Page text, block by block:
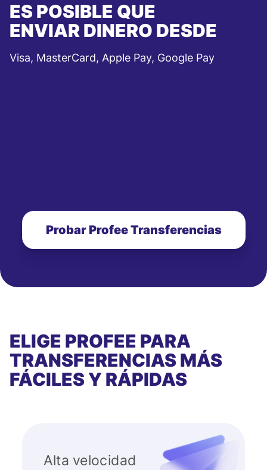
ES POSIBLE QUE
ENVIAR DINERO DESDE
Visa, MasterCard, Apple Pay, Google Pay
Probar Profee Transferencias
ELIGE PROFEE PARA
TRANSFERENCIAS MÁS
FÁCILES Y RÁPIDAS
Alta velocidad